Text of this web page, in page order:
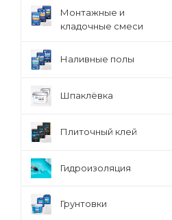
Монтажные и
кладочные смеси
Наливные полы
Шпаклёвка
Плиточный клей
Гидроизоляция
Грунтовки